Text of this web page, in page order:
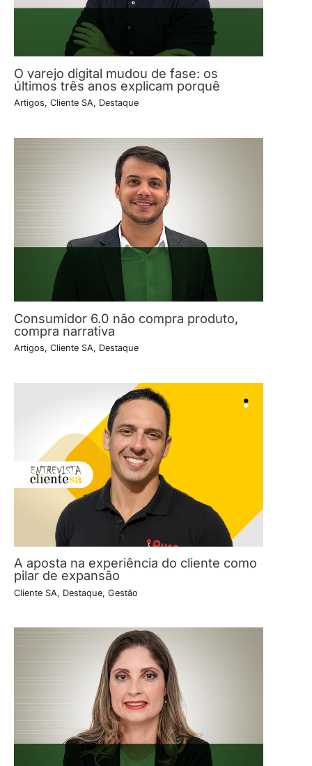
O varejo digital mudou de fase: os
últimos três anos explicam porquê
Artigos, Cliente SA, Destaque
Consumidor 6.0 não compra produto,
compra narrativa
Artigos, Cliente SA, Destaque
A aposta na experiência do cliente como
pilar de expansão
Cliente SA, Destaque, Gestão